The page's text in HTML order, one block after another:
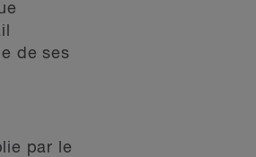
de ses
par le